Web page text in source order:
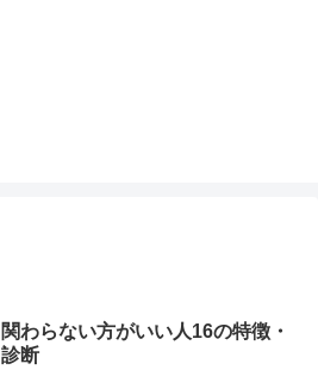
関わらない方がいい人16の特徴・
診断